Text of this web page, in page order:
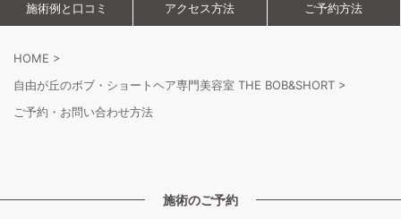
施術例と口コミ アクセス方法 ご予約方法
HOME >
自由が丘のボブ・ショートヘア専門美容室 THE BOB&SHORT >
ご予約・お問い合わせ方法
施術のご予約